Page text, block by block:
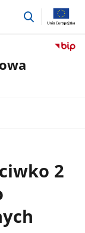
przejdź
2